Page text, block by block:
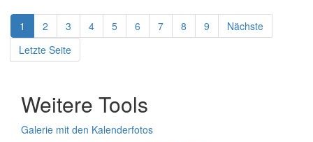
1 2 3 4 5 6 7 8 9
Nächste
Letzte Seite
Weitere Tools
Galerie mit den Kalenderfotos